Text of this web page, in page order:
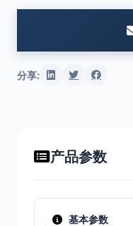
分享:
产品参数
基本参数